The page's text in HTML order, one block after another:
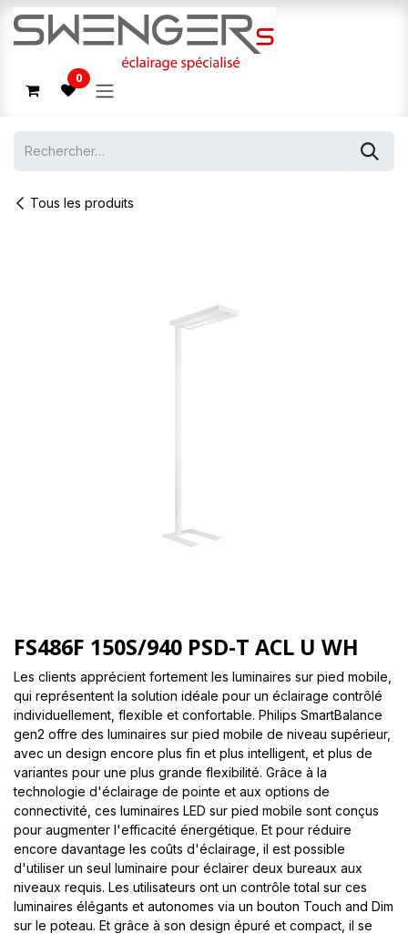
Se rendre au contenu
0
Tous les produits
FS486F 150S/940 PSD-T ACL U WH
Les clients apprécient fortement les luminaires sur pied mobile,
qui représentent la solution idéale pour un éclairage contrôlé
individuellement, flexible et confortable. Philips SmartBalance
gen2 offre des luminaires sur pied mobile de niveau supérieur,
avec un design encore plus fin et plus intelligent, et plus de
variantes pour une plus grande flexibilité. Grâce à la
technologie d'éclairage de pointe et aux options de
connectivité, ces luminaires LED sur pied mobile sont conçus
pour augmenter l'efficacité énergétique. Et pour réduire
encore davantage les coûts d'éclairage, il est possible
d'utiliser un seul luminaire pour éclairer deux bureaux aux
niveaux requis. Les utilisateurs ont un contrôle total sur ces
luminaires élégants et autonomes via un bouton Touch and Dim
sur le poteau. Et grâce à son design épuré et compact, il se